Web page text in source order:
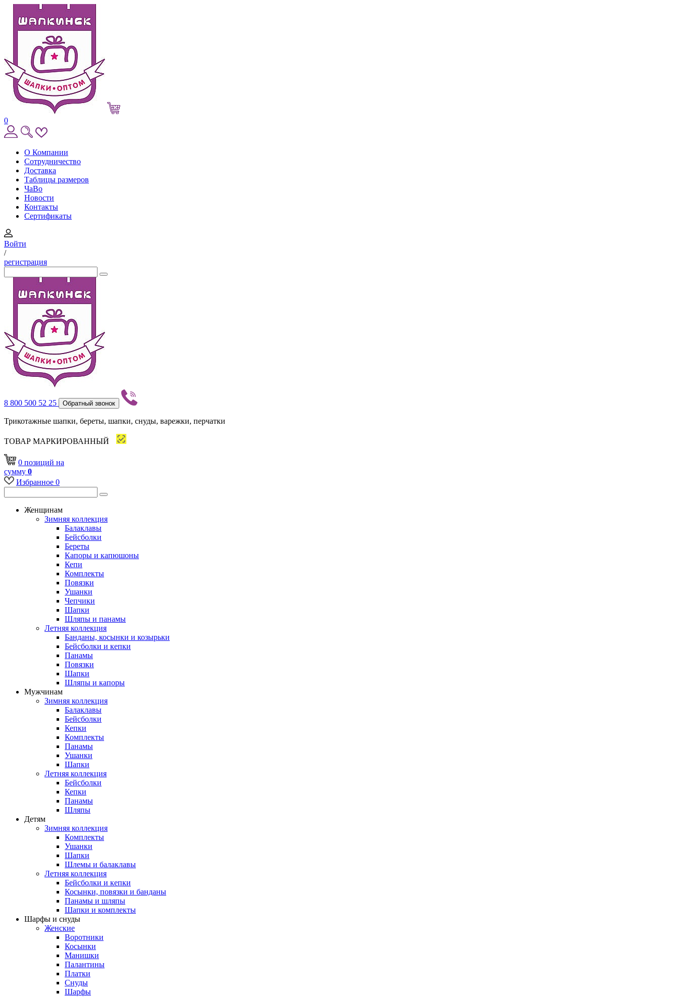
0
О Компании
Сотрудничество
Доставка
Таблицы размеров
ЧаВо
Новости
Контакты
Сертификаты
Войти
/
регистрация
8 800 500 52 25 Обратный звонок
Трикотажные шапки, береты, шапки, снуды, варежки, перчатки
ТОВАР МАРКИРОВАННЫЙ
0 позиций на
сумму 0
Избранное 0
Женщинам
Зимняя коллекция
Балаклавы
Бейсболки
Береты
Капоры и капюшоны
Кепи
Комплекты
Повязки
Ушанки
Чепчики
Шапки
Шляпы и панамы
Летняя коллекция
Банданы, косынки и козырьки
Бейсболки и кепки
Панамы
Повязки
Шапки
Шляпы и капоры
Мужчинам
Зимняя коллекция
Балаклавы
Бейсболки
Кепки
Комплекты
Панамы
Ушанки
Шапки
Летняя коллекция
Бейсболки
Кепки
Панамы
Шляпы
Детям
Зимняя коллекция
Комплекты
Ушанки
Шапки
Шлемы и балаклавы
Летняя коллекция
Бейсболки и кепки
Косынки, повязки и банданы
Панамы и шляпы
Шапки и комплекты
Шарфы и снуды
Женские
Воротники
Косынки
Манишки
Палантины
Платки
Снуды
Шарфы